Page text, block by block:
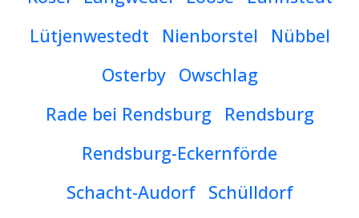
Lütjenwestedt
Nienborstel
Nübbel
Osterby
Owschlag
Rade bei Rendsburg
Rendsburg
Rendsburg-Eckernförde
Schacht-Audorf
Schülldorf